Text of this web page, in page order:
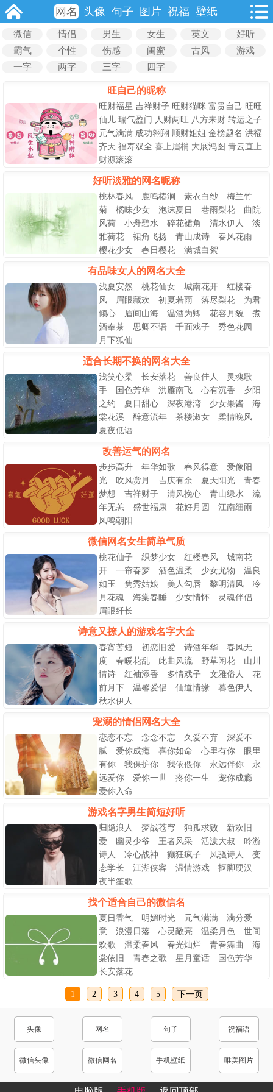
网名 头像 句子 图片 祝福 壁纸
微信 情侣 男生 女生 英文
好听
霸气
个性 伤感 闺蜜 古风
游戏
一字
两字 三字 四字
旺自己的昵称
旺财福星 吉祥财子 旺财猫咪 富贵自己 旺旺
仙儿 瑞气盈门 人财两旺 八方来财 转运之子
元气满满 成功翱翔 顺财姐姐 金榜题名 洪福
齐天 福寿双全 喜上眉梢 大展鸿图 青云直上
财源滚滚
好听淡雅的网名昵称
桃林春风 鹿鸣椿涧 素衣白纱 梅兰竹
菊 橘味少女 泡沫夏日 巷雨梨花 曲院
风荷 小舟碧水 碎花裙角 清水伊人 淡
雅荷花 裙角飞扬 青山成诗 春风花雨
樱花少女 春日樱花 满城白絮
有品味女人的网名大全
浅夏安然 桃花仙女 城南花开 红楼春
风 眉眼藏欢 初夏若雨 落尽梨花 为君
倾心 眉间山海 温酒为卿 花容月貌 煮
酒奉茶 思卿不语 千面戏子 秀色花园
月下狐仙
适合长期不换的网名大全
浅笑心柔 长安落花 善良佳人 灵魂歌
手 国色芳华 洪雁南飞 心有沉香 夕阳
之约 夏日甜心 深夜港湾 少女果酱 海
棠花溪 醉意流年 茶楼淑女 柔情晚风
夏夜低语
改善运气的网名
步步高升 年华如歌 春风得意 爱像阳
光 吹风赏月 吉庆有余 夏天阳光 青春
梦想 吉祥财子 清风挽心 青山绿水 流
年无恙 盛世福康 花好月圆 江南细雨
凤鸣朝阳
微信网名女生简单气质
桃花仙子 织梦少女 红楼春风 城南花
开 一帘春梦 酒色温柔 少女尤物 温良
如玉 隽秀姑娘 美人勾唇 黎明清风 冷
月花魂 海棠春睡 少女情怀 灵魂伴侣
眉眼纤长
诗意又撩人的游戏名字大全
春宵苦短 初恋旧爱 诗酒年华 春风无
度 春暖花乱 此曲风流 野草闲花 山川
情诗 红袖添香 多情戏子 文雅俗人 花
前月下 温馨爱侣 仙道情缘 暮色伊人
秋水伊人
宠溺的情侣网名大全
恋恋不忘 念念不忘 久爱不弃 深爱不
腻 爱你成瘾 喜你如命 心里有你 眼里
有你 我保护你 我依偎你 永远伴你 永
远爱你 爱你一世 疼你一生 宠你成瘾
爱你入命
游戏名字男生简短好听
归隐浪人 梦战苍穹 独孤求败 新欢旧
爱 幽灵少爷 王者风采 活泼大叔 吟游
诗人 冷心战神 癫狂疯子 风骚诗人 变
态学长 江湖侠客 温情游戏 抠脚硬汉
夜半笙歌
找个适合自己的微信名
夏日香气 明媚时光 元气满满 满分爱
意 浪漫日落 心灵敞亮 温柔月色 世间
欢歌 温柔春风 春光灿烂 青春舞曲 海
棠依旧 青春之歌 星月童话 国色芳华
长安落花
1 2 3 4 5 下一页
头像 网名 句子 祝福语
微信头像 微信网名 手机壁纸 唯美图片